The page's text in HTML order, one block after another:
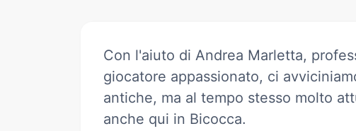
Con l'aiuto di Andrea Marletta,
giocatore appassionato, ci
antiche, ma al tempo stesso molto
anche qui in Bicocca.